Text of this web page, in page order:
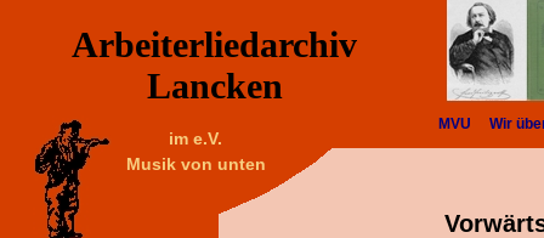
MVU Wir
Arbeiterliedarchiv
Lancken
im e.V.
Musik von unten